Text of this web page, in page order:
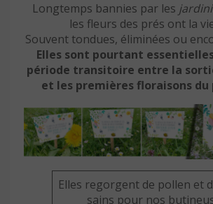
Longtemps bannies par les
les fleurs des prés ont la
Souvent tondues, éliminées ou
Elles sont pourtant
période transitoire entre la
et les premières floraisons
Elles regorgent de pollen et
sains pour nos